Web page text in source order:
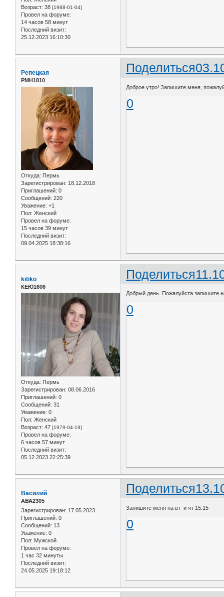
Возраст: 38 [1988-01-04]
Провел на форуме:
14 часов 58 минут
Последний визит:
25.12.2023 16:10:30
Поделиться
Репецкая
РМН1810
Откуда: Пермь
Зарегистрирован: 18.12.2018
Приглашений: 0
Сообщений: 220
Уважение: +1
Пол: Женский
Провел на форуме:
15 часов 39 минут
Последний визит:
09.04.2025 18:38:16
Доброе утро! Запишите меня,
0
Поделиться
kitiko
КЕЮ1606
Откуда: Пермь
Зарегистрирован: 08.06.2016
Приглашений: 0
Сообщений: 31
Уважение: 0
Пол: Женский
Возраст: 47 [1979-04-19]
Провел на форуме:
6 часов 57 минут
Последний визит:
05.12.2023 22:25:39
Добрый день. Пожалуйста запишите
0
Поделиться
Василий
АВА2305
Зарегистрирован: 17.05.2023
Приглашений: 0
Сообщений: 13
Уважение: 0
Пол: Мужской
Провел на форуме:
1 час 32 минуты
Последний визит:
24.05.2025 19:18:12
Запишите меня на вт и чт 15:15
0